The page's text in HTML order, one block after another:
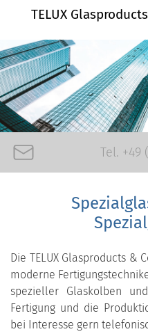
TELUX
Tel. +49
Die TELUX Glasproducts &
moderne
spezieller Glaskolben
Fertigung und die
bei Interesse gern